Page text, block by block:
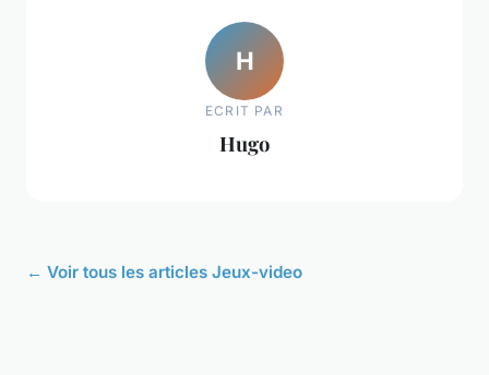
H
ECRIT PAR
Hugo
← Voir tous les articles Jeux-video